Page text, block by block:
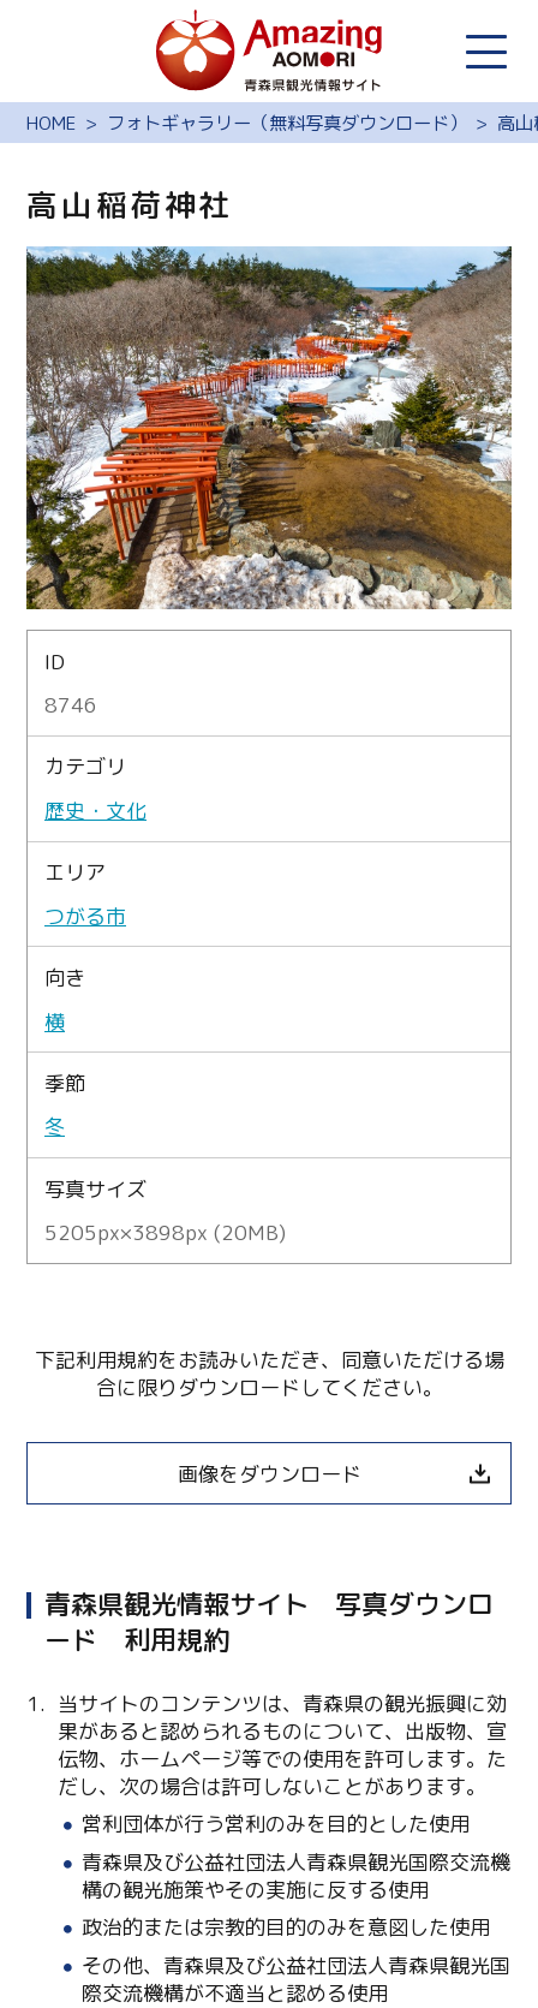
HOME フォトギャラリー（無料写真ダウンロード） 高
高山稲荷神社
ID
8746
カテゴリ
歴史・文化
エリア
つがる市
向き
横
季節
冬
写真サイズ
5205px×3898px (20MB)
下記利用規約をお読みいただき、同意いただける場
合に限りダウンロードしてください。
画像をダウンロード
青森県観光情報サイト 写真ダウンロ
ード 利用規約
当サイトのコンテンツは、青森県の観光振興に効
果があると認められるものについて、出版物、宣
伝物、ホームページ等での使用を許可します。た
だし、次の場合は許可しないことがあります。
営利団体が行う営利のみを目的とした使用
青森県及び公益社団法人青森県観光国際交流機
構の観光施策やその実施に反する使用
政治的または宗教的目的のみを意図した使用
その他、青森県及び公益社団法人青森県観光国
際交流機構が不適当と認める使用
Twitter
Facebook
Line